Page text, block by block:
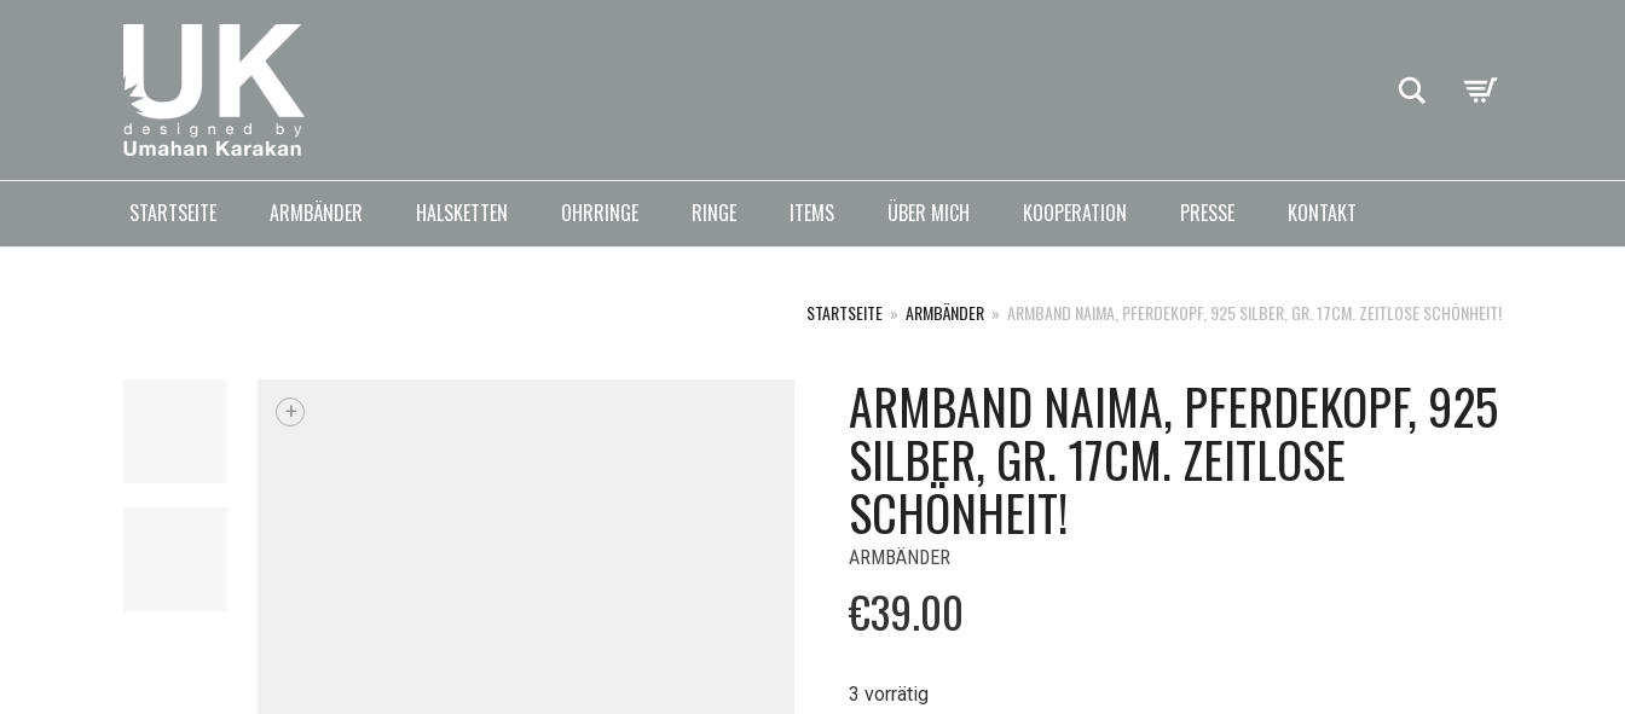
Suche
STARTSEITE ARMBÄNDER HALSKETTEN OHRRINGE RINGE ITEMS ÜBER MICH KOOPERATION PRESSE KONTAKT
STARTSEITE » ARMBÄNDER » ARMBAND NAIMA, PFERDEKOPF, 925 SILBER, GR. 17CM. ZEITLOSE SCHÖNHEIT!
+ ARMBAND NAIMA, PFERDEKOPF, 925
SILBER, GR. 17CM. ZEITLOSE
SCHÖNHEIT!
ARMBÄNDER
€39.00
3 vorrätig